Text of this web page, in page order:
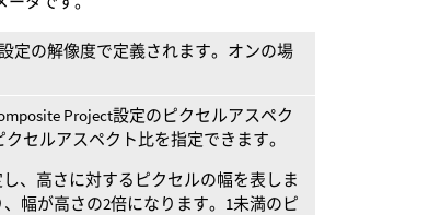
定の解像度で定義されます。オンの場
Project設定のピクセルアスペク
セルアスペクト比を指定できます。
、高さに対するピクセルの幅を表しま
幅が高さの2倍になります。1未満のピ